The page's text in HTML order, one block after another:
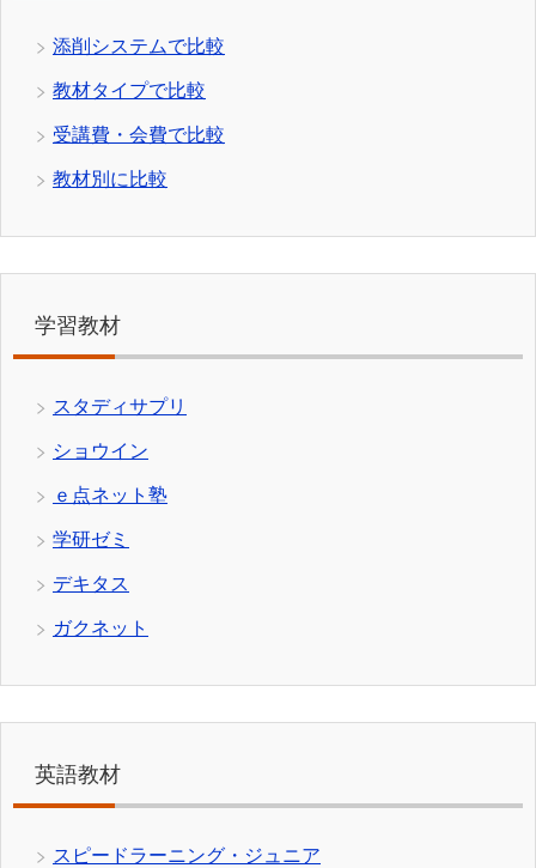
添削システムで比較
教材タイプで比較
受講費・会費で比較
教材別に比較
学習教材
スタディサプリ
ショウイン
ｅ点ネット塾
学研ゼミ
デキタス
ガクネット
英語教材
スピードラーニング・ジュニア